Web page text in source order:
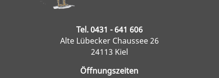
Tel. 0431 - 641 606
Alte Lübecker Chaussee 26
24113 Kiel
Öffnungszeiten